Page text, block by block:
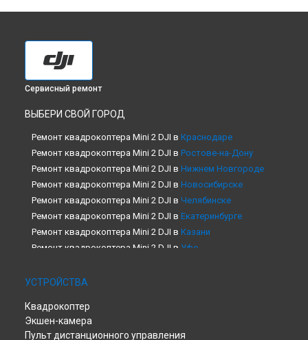
Сервисный ремонт
ВЫБЕРИ СВОЙ ГОРОД
Ремонт квадрокоптера Mini 2 DJI в Краснодаре
Ремонт квадрокоптера Mini 2 DJI в Ростове-на-Дону
Ремонт квадрокоптера Mini 2 DJI в Нижнем Новгороде
Ремонт квадрокоптера Mini 2 DJI в Новосибирске
Ремонт квадрокоптера Mini 2 DJI в Челябинске
Ремонт квадрокоптера Mini 2 DJI в Екатеринбурге
Ремонт квадрокоптера Mini 2 DJI в Казани
Ремонт квадрокоптера Mini 2 DJI в Уфе
Ремонт квадрокоптера Mini 2 DJI в
Ремонт квадрокоптера Mini 2 DJI в
Ремонт квадрокоптера Mini 2 DJI в
УСТРОЙСТВА
Квадрокоптер
Экшен-камера
Пульт дистанционного управления